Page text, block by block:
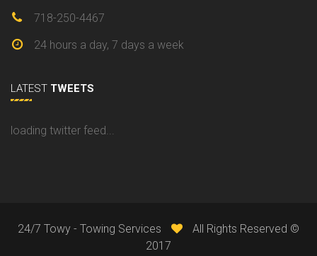
718-250-4467
24 hours a day, 7 days a week
LATEST TWEETS
loading twitter feed...
24/7 Towy - Towing Services
All Rights Reserved ©
2017